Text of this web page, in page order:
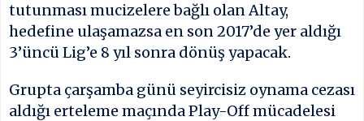
tutunması mucizelere bağlı olan Altay,
hedefine ulaşamazsa en son 2017’de yer aldığı
3’üncü Lig’e 8 yıl sonra dönüş yapacak.
Grupta çarşamba günü seyircisiz oynama cezası
aldığı erteleme maçında Play-Off mücadelesi